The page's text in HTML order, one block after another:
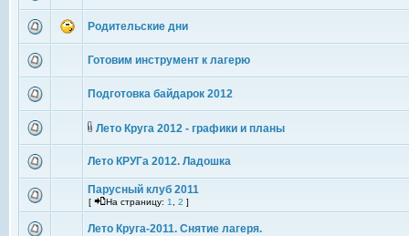
Родительские дни
Готовим инструмент к лагерю
Подготовка байдарок 2012
Лето Круга 2012 - графики и планы
Лето КРУГа 2012. Ладошка
Парусный клуб 2011
[ На страницу: 1 2 ]
Лето Круга-2011. Снятие лагеря.